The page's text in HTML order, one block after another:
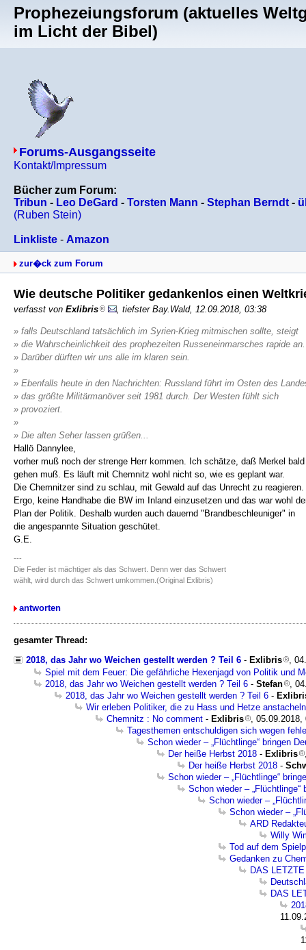
Prophezeiungsforum (aktuelles
im Licht der Bibel)
Forums-Ausgangsseite
Kontakt/Impressum
Bücher zum Forum:
Tribun - Leo DeGard - Torsten Mann - Stephan Berndt -
(Ruben Stein)
Linkliste - Amazon
zur�ck zum Forum
Wie deutsche Politiker gedankenlos einen
verfasst von Exlibris , tiefster Bay.Wald, 12.09.2018, 03:38
» falls Deutschland tatsächlich im Syrien-Krieg mitmischen sollte, steigt
» die Wahrscheinlichkeit des prophezeiten Russeneinmarsches rapide an.
» Darüber dürften wir uns alle im klaren sein.
»
» Ebenfalls heute in den Nachrichten: Russland führt im Osten des
» das größte Militärmanöver seit 1981 durch. Der Westen fühlt sich
» provoziert.
»
» Die alten Seher lassen grüßen...
Hallö Dannylee,
vorher muß noch der strenge Herr kommen. Ich schätze, daß Merkel bald
gehen muß. Es läuft mit Chemnitz wohl nicht so, wie es geplant war.
Die Chemnitzer sind zu schlau, mit Gewald auf das Unrecht zu reagieren.
Ergo, keine Handhabe die BW im Inland einzusetzen und das war wohl
Plan der Politik. Deshalb wurden auch dauernd "Brandbeschleuniger" in
die angespannte Situation geschütet.
G.E.
---
Die Feder ist mächtiger als das Schwert. Denn wer das Schwert
wählt, wird durch das Schwert umkommen.(Original Exlibris)
antworten
gesamter Thread:
2018, das Jahr wo Weichen gestellt werden ? Teil 6 - Exlibris
,
Spiel mit dem Feuer: Die gefährliche Hexenjagd von Politik und
2018, das Jahr wo Weichen gestellt werden ? Teil 6 - Stefan
,
2018, das Jahr wo Weichen gestellt werden ? Teil 6 -
Wir erleben Politiker, die zu Hass und Hetze anstacheln
Chemnitz : No comment - Exlibris
, 05.09.2018,
Tagesthemen entschuldigen sich wegen
Schon wieder – „Flüchtlinge“ bringen
Der heiße Herbst 2018 - Exlibris
Der heiße Herbst 2018 -
Schon wieder – „Flüchtlinge“
Schon wieder – „Flüchtlinge“
Schon wieder –
Schon wieder –
ARD
Willy
Tod auf dem
Gedanken zu
DAS
DAS